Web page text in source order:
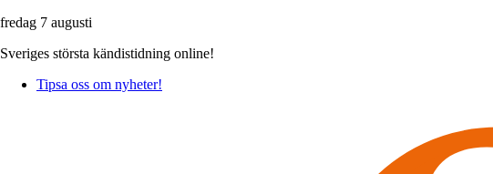
fredag 7 augusti
Sveriges största kändistidning online!
Tipsa oss om nyheter!